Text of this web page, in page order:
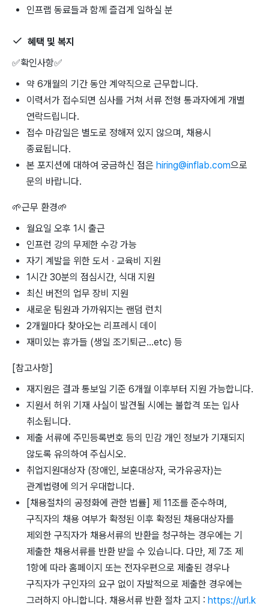
인프랩 동료들과 함께 즐겁게 일하실 분
혜택 및 복지
✅확인사항✅
약 6개월의 기간 동안 계약직으로 근무합니다.
이력서가 접수되면 심사를 거쳐 서류 전형 통과자에게 개별
연락드립니다.
접수 마감일은 별도로 정해져 있지 않으며, 채용시
종료됩니다.
본 포지션에 대하여 궁금하신 점은 hiring@inflab.com으로
문의 바랍니다.
🌱근무 환경🌱
월요일 오후 1시 출근
인프런 강의 무제한 수강 가능
자기 계발을 위한 도서 · 교육비 지원
1시간 30분의 점심시간, 식대 지원
최신 버전의 업무 장비 지원
새로운 팀원과 가까워지는 랜덤 런치
2개월마다 찾아오는 리프레시 데이
재미있는 휴가들 (생일 조기퇴근...etc) 등
[참고사항]
재지원은 결과 통보일 기준 6개월 이후부터 지원 가능합니다.
지원서 허위 기재 사실이 발견될 시에는 불합격 또는 입사
취소됩니다.
제출 서류에 주민등록번호 등의 민감 개인 정보가 기재되지
않도록 유의하여 주십시오.
취업지원대상자 (장애인, 보훈대상자, 국가유공자)는
관계법령에 의거 우대합니다.
[채용절차의 공정화에 관한 법률] 제 11조를 준수하며,
구직자의 채용 여부가 확정된 이후 확정된 채용대상자를
제외한 구직자가 채용서류의 반환을 청구하는 경우에는 기
제출한 채용서류를 반환 받을 수 있습니다. 다만, 제 7조 제
1항에 따라 홈페이지 또는 전자우편으로 제출된 경우나
구직자가 구인자의 요구 없이 자발적으로 제출한 경우에는
그러하지 아니합니다. 채용서류 반환 절차 고지 : https://url.k